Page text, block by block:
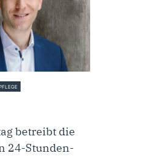
betreibt die
24-Stunden-